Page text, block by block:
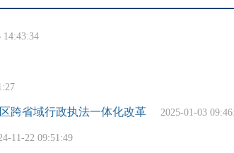
14:43:34
跨省域行政执法一体化改革 2025-01-03
11-22 09:51:49